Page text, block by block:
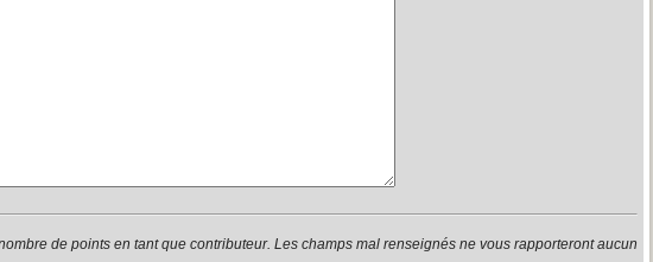
de points en tant que contributeur. Les champs mal renseignés ne vous rapporteront aucun